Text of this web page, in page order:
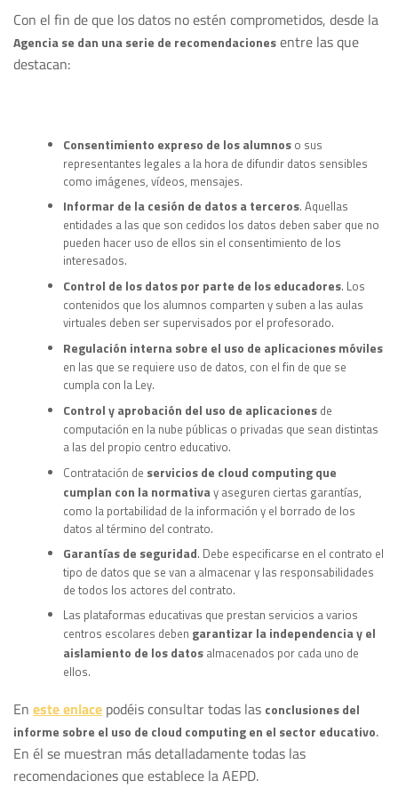
Con el fin de que los datos no estén comprometidos, desde la
Agencia se dan una serie de recomendacionesentre las que
destacan:
Consentimiento expreso de los alumnoso sus
representantes legales a la hora de difundir datos sensibles
como imágenes, vídeos, mensajes.
Informar de la cesión de datos a terceros. Aquellas
entidades a las que son cedidos los datos deben saber que no
pueden hacer uso de ellos sin el consentimiento de los
interesados.
Control de los datos por parte de los educadores. Los
contenidos que los alumnos comparten y suben a las aulas
virtuales deben ser supervisados por el profesorado.
Regulación interna sobre el uso de aplicaciones móviles
en las que se requiere uso de datos, con el fin de que se
cumpla con la Ley.
Control y aprobación del uso de aplicacionesde
computación en la nube públicas o privadas que sean distintas
a las del propio centro educativo.
Contratación de servicios de cloud computing que
cumplan con la normativay aseguren ciertas garantías,
como la portabilidad de la información y el borrado de los
datos al término del contrato.
Garantías de seguridad. Debe especificarse en el contrato el
tipo de datos que se van a almacenar y las responsabilidades
de todos los actores del contrato.
Las plataformas educativas que prestan servicios a varios
centros escolares deben garantizar la independencia y el
aislamiento de los datosalmacenados por cada uno de
ellos.
En este enlace podéis consultar todas las conclusiones del
informe sobre el uso de cloud computing en el sector educativo.
En él se muestran más detalladamente todas las
recomendaciones que establece la AEPD.